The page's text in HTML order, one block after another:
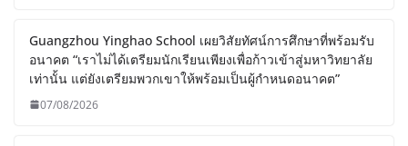
Guangzhou Yinghao School เผยวิสัยทัศน์การศึกษาที่พร้อมรับ
อนาคต “เราไม่ได้เตรียมนักเรียนเพียงเพื่อก้าวเข้าสู่มหาวิทยาลัย
เท่านั้น แต่ยังเตรียมพวกเขาให้พร้อมเป็นผู้กำหนดอนาคต”
07/08/2026